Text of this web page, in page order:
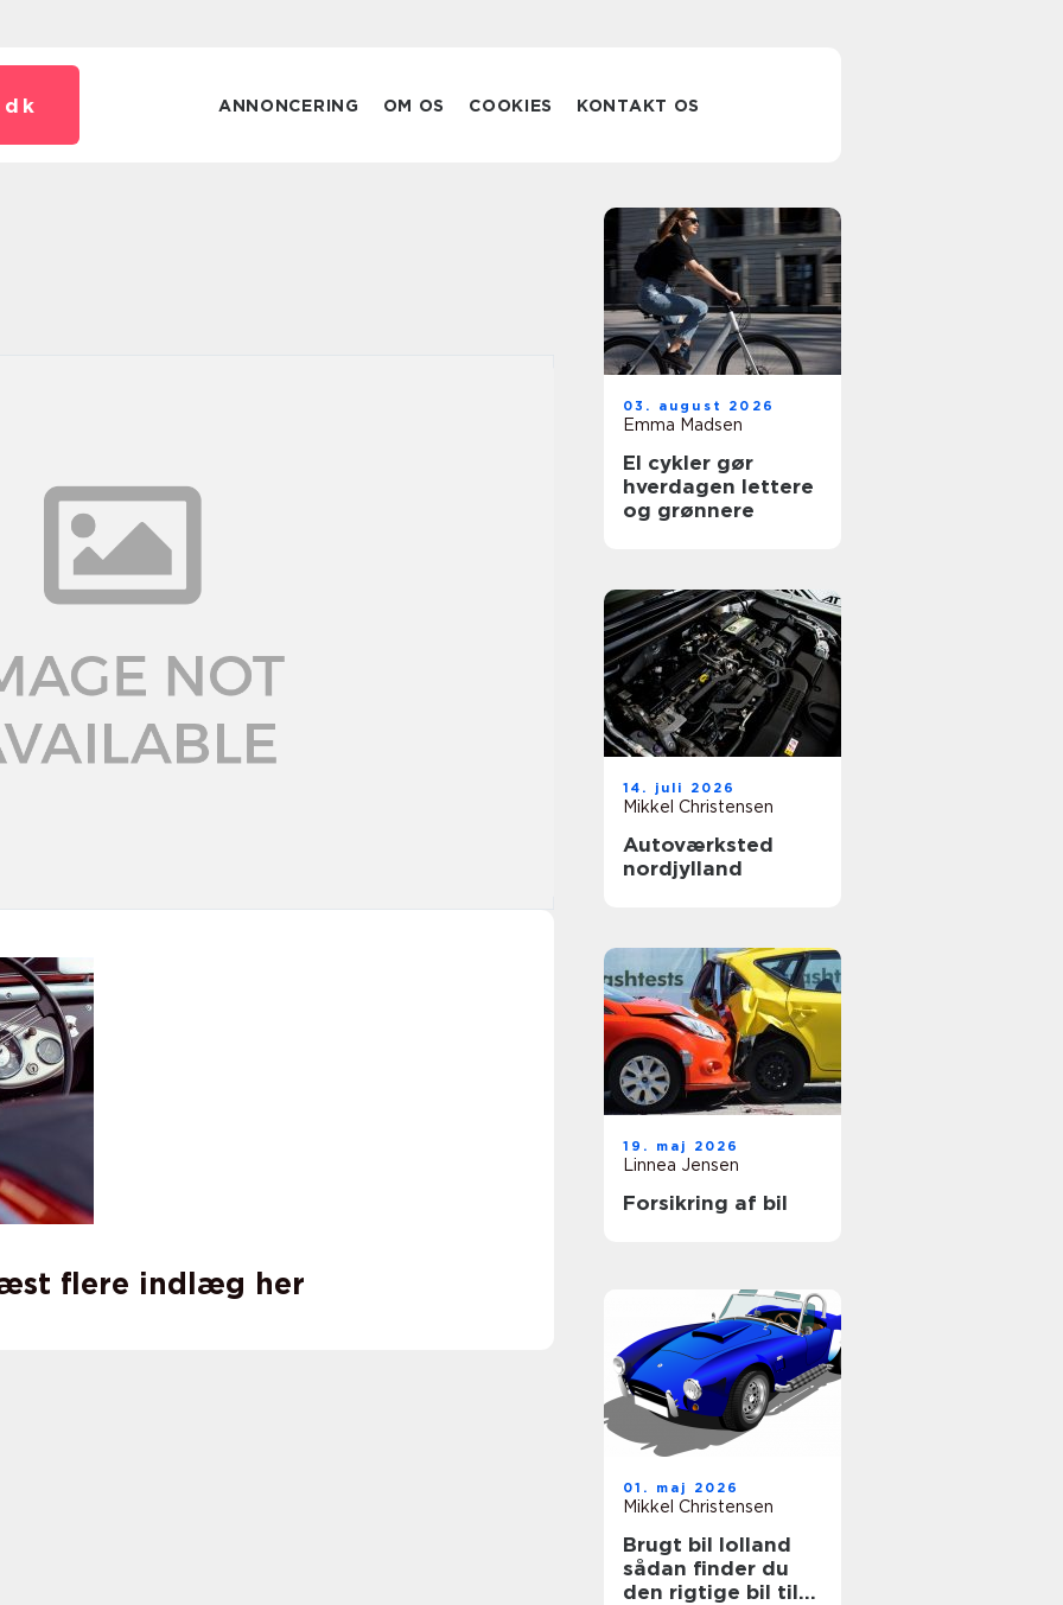
dk ANNONCERING OM OS COOKIES KONTAKT OS
flere indlæg her
03. august 2026
Emma Madsen
El cykler gør
hverdagen lettere
og grønnere
14. juli 2026
Mikkel Christensen
Autoværksted
nordjylland
19. maj 2026
Linnea Jensen
Forsikring af bil
01. maj 2026
Mikkel Christensen
Brugt bil lolland
sådan finder du
den rigtige bil til